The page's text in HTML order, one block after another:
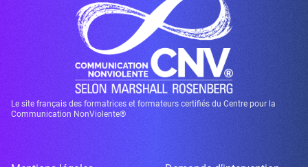
Le site français des formatrices et formateurs certifiés du Centre pour la
Communication NonViolente®